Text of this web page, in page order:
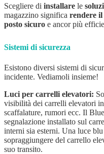
Scegliere di installare le
magazzino significa rendere
posto sicuro e ancor più
Sistemi di sicurezza
Esistono diversi sistemi di
incidente. Vediamoli insieme!
Luci per carrelli elevatori:
visibilità dei carrelli elevatori
scaffalature, rumori ecc. Il
segnalazione installato sul
interni sia esterni. Una luce
sopraggiungere del carrello
suo transito.